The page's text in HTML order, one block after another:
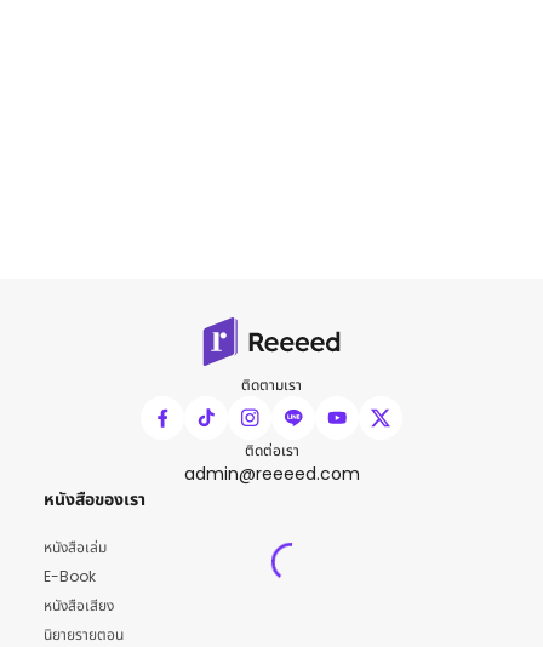
ติดตามเรา
ติดต่อเรา
admin@reeeed.com
หนังสือของเรา
หนังสือเล่ม
E-Book
หนังสือเสียง
นิยายรายตอน